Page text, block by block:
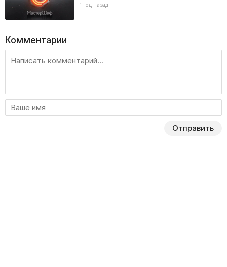
1 год назад
Комментарии
Отправить